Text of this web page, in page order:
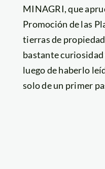
MINAGRI, que
Promoción de las
tierras de
bastante
luego de haberlo
solo de un primer